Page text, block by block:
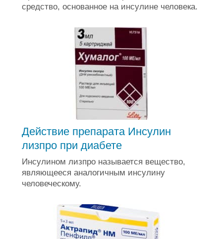
средство, основанное на инсулине человека.
Действие препарата Инсулин
лизпро при диабете
Инсулином лизпро называется вещество,
являющееся аналогичным инсулину
человеческому.